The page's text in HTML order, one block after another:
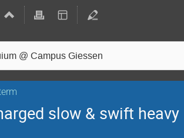
@ Campus Giessen
slow & swift